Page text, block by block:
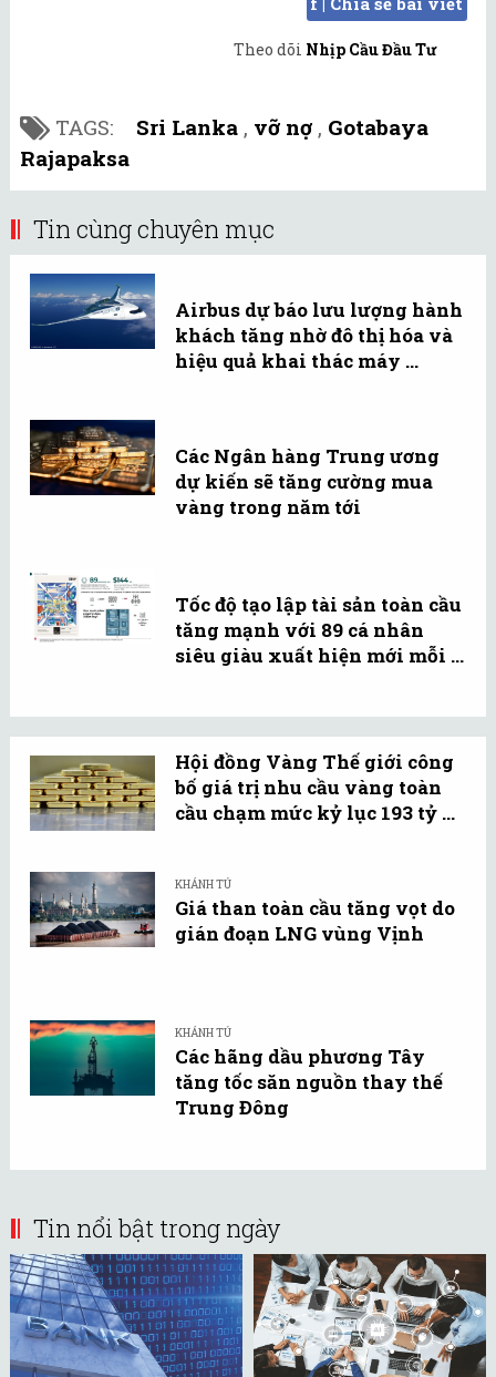
Theo dõi Nhịp Cầu Đầu Tư
TAGS: Sri Lanka , vỡ nợ , Gotabaya
Rajapaksa
Tin cùng chuyên mục
Airbus dự báo lưu lượng hành
khách tăng nhờ đô thị hóa và
hiệu quả khai thác máy ...
Các Ngân hàng Trung ương
dự kiến sẽ tăng cường mua
vàng trong năm tới
Tốc độ tạo lập tài sản toàn cầu
tăng mạnh với 89 cá nhân
siêu giàu xuất hiện mới mỗi ...
Hội đồng Vàng Thế giới công
bố giá trị nhu cầu vàng toàn
cầu chạm mức kỷ lục 193 tỷ ...
KHÁNH TÚ
Giá than toàn cầu tăng vọt do
gián đoạn LNG vùng Vịnh
KHÁNH TÚ
Các hãng dầu phương Tây
tăng tốc săn nguồn thay thế
Trung Đông
Tin nổi bật trong ngày